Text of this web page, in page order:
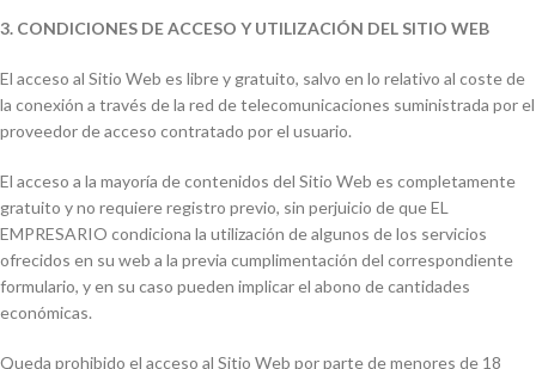
3. CONDICIONES DE ACCESO Y UTILIZACIÓN DEL SITIO WEB
El acceso al Sitio Web es libre y gratuito, salvo en lo relativo al coste de
la conexión a través de la red de telecomunicaciones suministrada por el
proveedor de acceso contratado por el usuario.
El acceso a la mayoría de contenidos del Sitio Web es completamente
gratuito y no requiere registro previo, sin perjuicio de que EL
EMPRESARIO condiciona la utilización de algunos de los servicios
ofrecidos en su web a la previa cumplimentación del correspondiente
formulario, y en su caso pueden implicar el abono de cantidades
económicas.
Queda prohibido el acceso al Sitio Web por parte de menores de 18